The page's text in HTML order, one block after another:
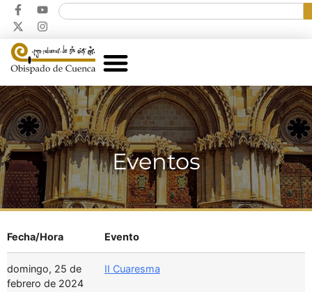
Eventos
Fecha/Hora Evento
domingo, 25 de
febrero de 2024
II Cuaresma